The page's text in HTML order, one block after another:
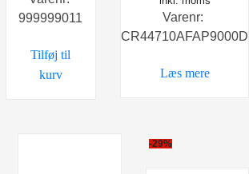
999999011
Tilføj til
kurv
Varenr:
CR44710AFAP9000D
Læs mere
-29%